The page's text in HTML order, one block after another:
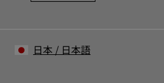
日本 / 日本語